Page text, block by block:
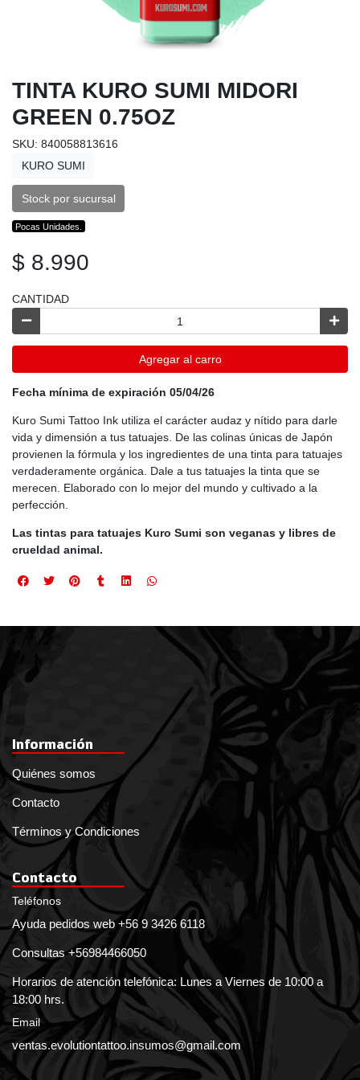
TINTA KURO SUMI MIDORI
GREEN 0.75OZ
SKU: 840058813616
KURO SUMI
Stock por sucursal
Pocas Unidades.
$ 8.990
CANTIDAD
Agregar al carro
Fecha mínima de expiración 05/04/26
Kuro Sumi Tattoo Ink utiliza el carácter audaz y nítido para darle
vida y dimensión a tus tatuajes. De las colinas únicas de Japón
provienen la fórmula y los ingredientes de una tinta para tatuajes
verdaderamente orgánica. Dale a tus tatuajes la tinta que se
merecen. Elaborado con lo mejor del mundo y cultivado a la
perfección.
Las tintas para tatuajes Kuro Sumi son veganas y libres de
crueldad animal.
Información
Quiénes somos
Contacto
Términos y Condiciones
Contacto
Teléfonos
Ayuda pedidos web +56 9 3426 6118
Consultas +56984466050
Horarios de atención telefónica: Lunes a Viernes de 10:00 a
18:00 hrs.
Email
ventas.evolutiontattoo.insumos@gmail.com